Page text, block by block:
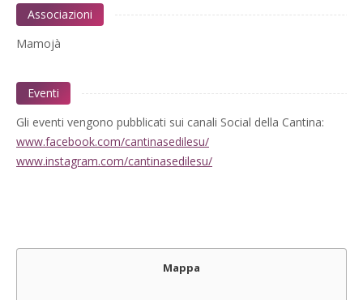
Associazioni
Mamojà
Eventi
Gli eventi vengono pubblicati sui canali Social della Cantina:
www.facebook.com/cantinasedilesu/
www.instagram.com/cantinasedilesu/
Mappa